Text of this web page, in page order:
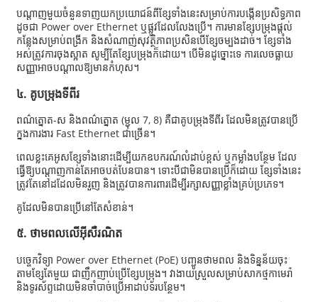
បណ្តាញមួយចំនួនទាញយកប្រយោជន៍ពីខ្សែទាំងនេះសម្រាប់ការបង្កើនប្រសិទ្ធភាព
ដូចជា Power over Ethernet ឬផ្លូវដែលលែងប្រើ។ ការមានខ្សែបម្រុងផ្តល់
កន្លែងសម្រាប់ពង្រីក និងសំណាញ់សុវត្ថិភាពប្រសិនបើខ្សែចម្បងដាច់។ ខ្សែទាំង
អស់ត្រូវការចុងស្អាត សូម្បីតែខ្សែបម្រុងក៏ដោយ។ បើមិនដូច្នោះទេ ការលេចធ្លាយ
សញ្ញាអាចបណ្តាលឱ្យមានកំហុស។
៤. គូបម្រុងទីពីរ
ពណ៌ត្នោត-ស និងពណ៌ត្នោត (ម្ជុល 7, 8) គឺជាគូបម្រុងទីពីរ ដែលមិនត្រូវបានប្រើ
ក្នុងការងារ Fast Ethernet ជាច្រើន។
ពេលខ្លះ​គេ​អូស​ខ្សែ​ទាំងនោះ​ដើម្បី​យក​ឧបករណ៍​លំដាប់​ខ្ពស់ ឬ​កម្លាំង​បន្ថែម ដែល​
ធ្វើ​ឱ្យ​បណ្តាញ​កាន់តែ​អាច​បត់បែន​បាន។ ទោះបីជា​មិន​បាន​ប្រើ​ក៏ដោយ ខ្សែ​ទាំងនេះ​
ត្រូវតែ​នៅ​ដដែល​មិន​រួញ និង​ត្រូវ​បាន​ការពារ​ដើម្បី​រក្សា​សញ្ញា​ខ្លាំង​គ្រប់​ប្រភេទ។
គូដែលមិនបានប្រើនៅតែសំខាន់។
៥. ថាមពលលើអ៊ីសឺរណិត
បច្ចេកវិទ្យា Power over Ethernet (PoE) បញ្ជូនថាមពល និងទិន្នន័យចុះ
តាមខ្សែតែមួយ ជាញឹកញាប់ប្រើខ្សែបម្រុង។ វាងាយស្រួលសម្រាប់សាកថ្មកាមេរ៉ា
និងទូរស័ព្ទដោយមិនចាំបាច់ប្រើអាដាប់ទ័របន្ថែម។